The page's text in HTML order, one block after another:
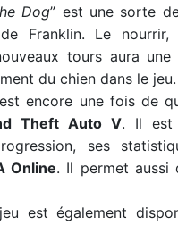
Dog” est une sorte
Franklin. Le
tours aura une
du chien dans le jeu.
encore une fois de
Theft Auto V. Il est
ses
Online. Il permet aussi
est également